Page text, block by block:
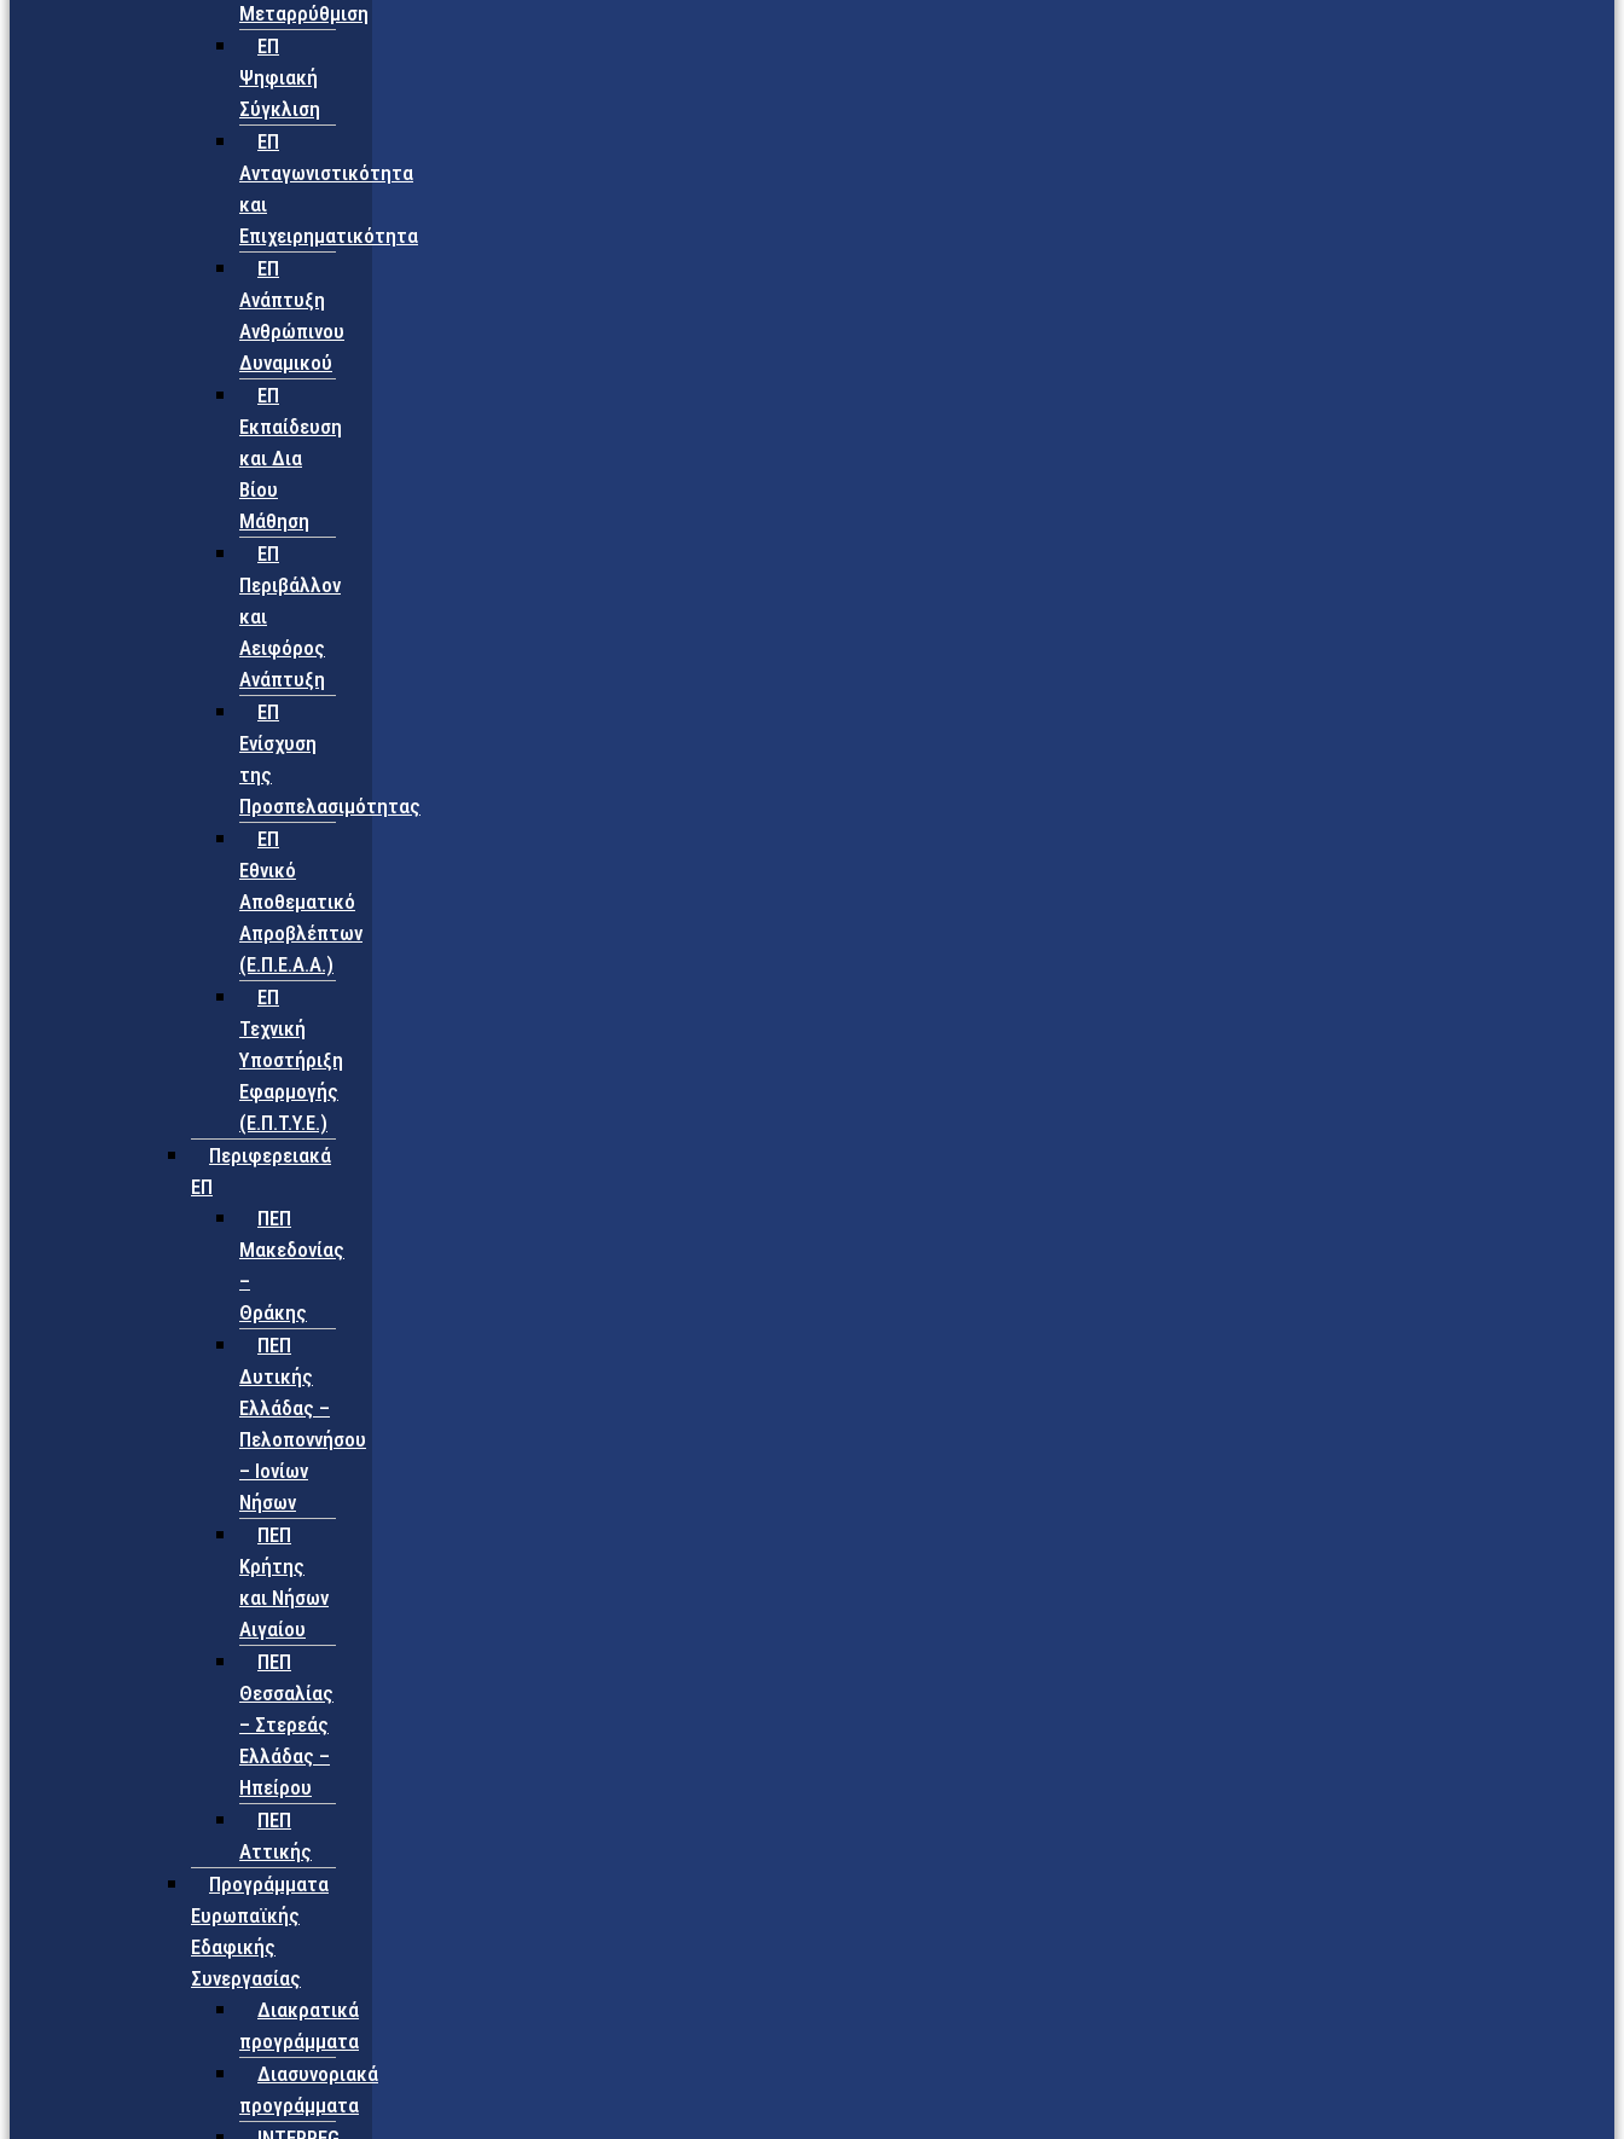
Μεταρρύθμιση
ΕΠ
Ψηφιακή
Σύγκλιση
ΕΠ
Ανταγωνιστικότητα
και
Επιχειρηματικότητα
ΕΠ
Ανάπτυξη
Ανθρώπινου
Δυναμικού
ΕΠ
Εκπαίδευση
και Δια
Βίου
Μάθηση
ΕΠ
Περιβάλλον
και
Αειφόρος
Ανάπτυξη
ΕΠ
Ενίσχυση
της
Προσπελασιμότητας
ΕΠ
Εθνικό
Αποθεματικό
Απροβλέπτων
(Ε.Π.Ε.Α.Α.)
ΕΠ
Τεχνική
Υποστήριξη
Εφαρμογής
(Ε.Π.Τ.Υ.Ε.)
Περιφερειακά
ΕΠ
ΠΕΠ
Μακεδονίας
–
Θράκης
ΠΕΠ
Δυτικής
Ελλάδας –
Πελοποννήσου
– Ιονίων
Νήσων
ΠΕΠ
Κρήτης
και Νήσων
Αιγαίου
ΠΕΠ
Θεσσαλίας
– Στερεάς
Ελλάδας –
Ηπείρου
ΠΕΠ
Αττικής
Προγράμματα
Ευρωπαϊκής
Εδαφικής
Συνεργασίας
Διακρατικά
προγράμματα
Διασυνοριακά
προγράμματα